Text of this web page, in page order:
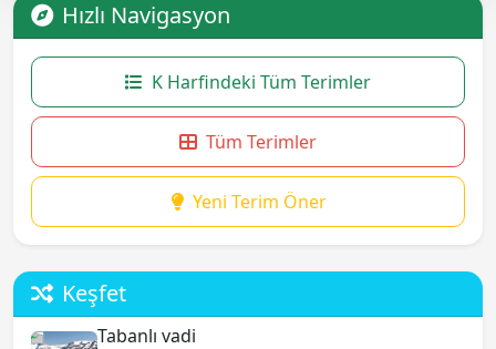
Hızlı Navigasyon
K Harfindeki Tüm Terimler
Tüm Terimler
Yeni Terim Öner
Keşfet
Tabanlı vadi